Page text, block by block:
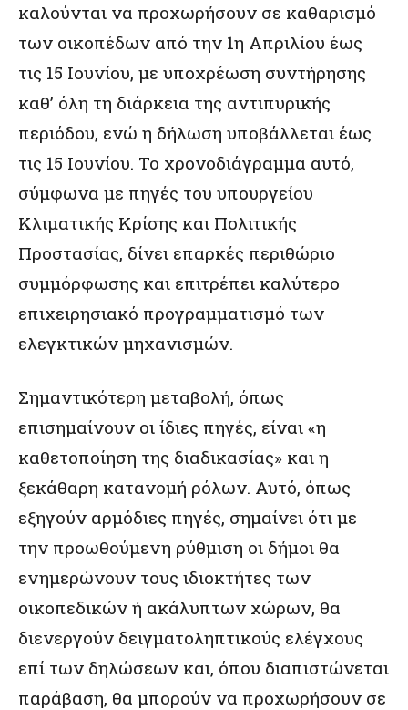
καλούνται να προχωρήσουν σε καθαρισμό
των οικοπέδων από την 1η Απριλίου έως
τις 15 Ιουνίου, με υποχρέωση συντήρησης
καθ’ όλη τη διάρκεια της αντιπυρικής
περιόδου, ενώ η δήλωση υποβάλλεται έως
τις 15 Ιουνίου. Το χρονοδιάγραμμα αυτό,
σύμφωνα με πηγές του υπουργείου
Κλιματικής Κρίσης και Πολιτικής
Προστασίας, δίνει επαρκές περιθώριο
συμμόρφωσης και επιτρέπει καλύτερο
επιχειρησιακό προγραμματισμό των
ελεγκτικών μηχανισμών.
Σημαντικότερη μεταβολή, όπως
επισημαίνουν οι ίδιες πηγές, είναι «η
καθετοποίηση της διαδικασίας» και η
ξεκάθαρη κατανομή ρόλων. Αυτό, όπως
εξηγούν αρμόδιες πηγές, σημαίνει ότι με
την προωθούμενη ρύθμιση οι δήμοι θα
ενημερώνουν τους ιδιοκτήτες των
οικοπεδικών ή ακάλυπτων χώρων, θα
διενεργούν δειγματοληπτικούς ελέγχους
επί των δηλώσεων και, όπου διαπιστώνεται
παράβαση, θα μπορούν να προχωρήσουν σε